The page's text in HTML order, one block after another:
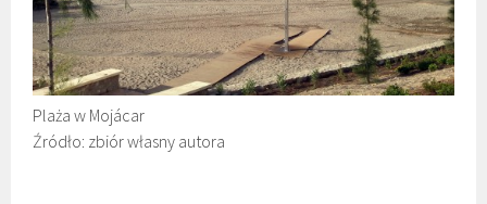
Plaża w Mojácar
Źródło: zbiór własny autora